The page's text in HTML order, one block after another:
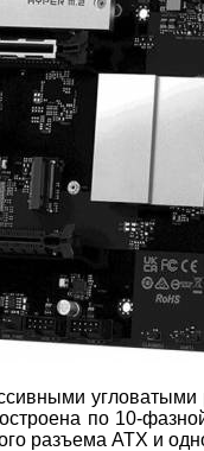
по 10-
разъема ATX и